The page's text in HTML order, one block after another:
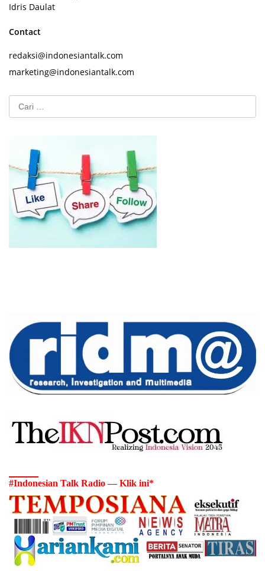
Idris Daulat
Contact
redaksi@indonesiantalk.com
marketing@indonesiantalk.com
#Indonesian Talk Radio — Klik ini*